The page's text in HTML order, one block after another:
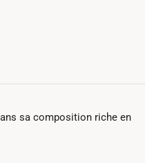
sa composition riche en